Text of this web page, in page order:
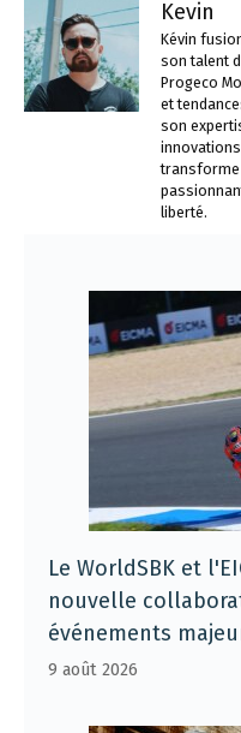
Kevin
Kévin
son talent
Progeco
et
son
transforme
liberté.
Le WorldSBK et
nouvelle
événements
9 août 2026